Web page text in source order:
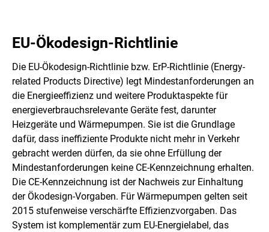
EU-Ökodesign-Richtlinie
Die EU-Ökodesign-Richtlinie bzw. ErP-Richtlinie (Energy-
related Products Directive) legt Mindestanforderungen an
die Energieeffizienz und weitere Produktaspekte für
energieverbrauchsrelevante Geräte fest, darunter
Heizgeräte und Wärmepumpen. Sie ist die Grundlage
dafür, dass ineffiziente Produkte nicht mehr in Verkehr
gebracht werden dürfen, da sie ohne Erfüllung der
Mindestanforderungen keine CE-Kennzeichnung erhalten.
Die CE-Kennzeichnung ist der Nachweis zur Einhaltung
der Ökodesign-Vorgaben. Für Wärmepumpen gelten seit
2015 stufenweise verschärfte Effizienzvorgaben. Das
System ist komplementär zum EU-Energielabel, das